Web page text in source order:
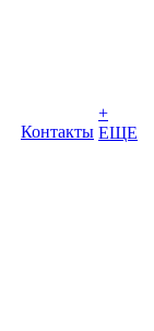
Контакты
+
ЕЩЕ